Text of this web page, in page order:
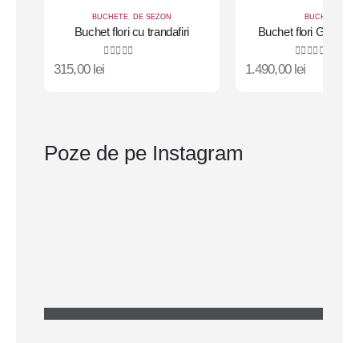
BUCHETE, DE SEZON
Buchet flori cu trandafiri
0
315,00 lei
BUCHETE
Buchet flori Gigant!
bujori mai-
0out of 5
1.490,00 lei
Poze de pe Instagram